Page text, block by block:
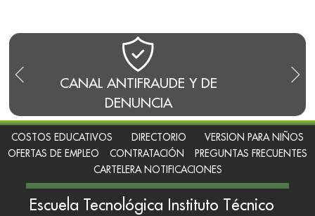
ANTIFRAUDE Y DE
BLOG DEL RECTOR
COSTOS EDUCATIVOS DIRECTORIO
VERSION PARA NIÑOS
OFERTAS DE EMPLEO
CONTRATACIÓN
PREGUNTAS FRECUENTES
CARTELERA NOTIFICACIONES
Escuela Tecnológica Instituto Técnico